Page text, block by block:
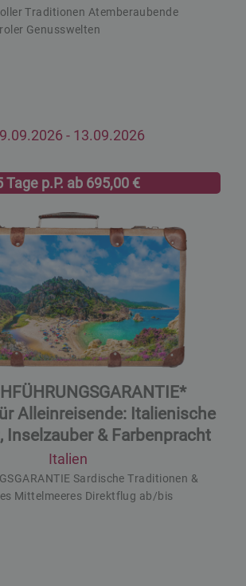
Traditionen Atemberaubende
Genusswelten
- 13.09.2026
Tage p.P. ab 695,00 €
Alleinreisende: Italienische
Inselzauber & Farbenpracht
Italien
Sardische Traditionen &
Mittelmeeres Direktflug ab/bis